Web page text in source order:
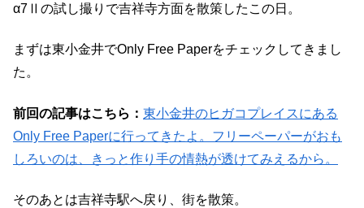
α7Ⅱの試し撮りで吉祥寺方面を散策したこの日。
まずは東小金井でOnly Free Paperをチェックしてきまし
た。
前回の記事はこちら： 東小金井のヒガコプレイスにある
Only Free Paperに行ってきたよ。フリーペーパーがおも
しろいのは、きっと作り手の情熱が透けてみえるから。
そのあとは吉祥寺駅へ戻り、街を散策。